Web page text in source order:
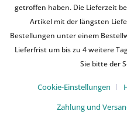
getroffen haben. Die Lieferzeit
Artikel mit der längsten
Bestellungen unter einem
Lieferfrist um bis zu 4 weitere
Sie bitte der
Cookie-Einstellungen
Zahlung und